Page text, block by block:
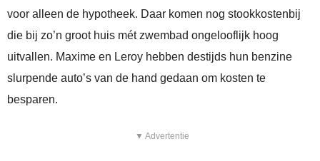
voor alleen de hypotheek. Daar komen nog stookkostenbij
die bij zo’n groot huis mét zwembad ongelooflijk hoog
uitvallen. Maxime en Leroy hebben destijds hun benzine
slurpende auto’s van de hand gedaan om kosten te
besparen.
▼ Advertentie